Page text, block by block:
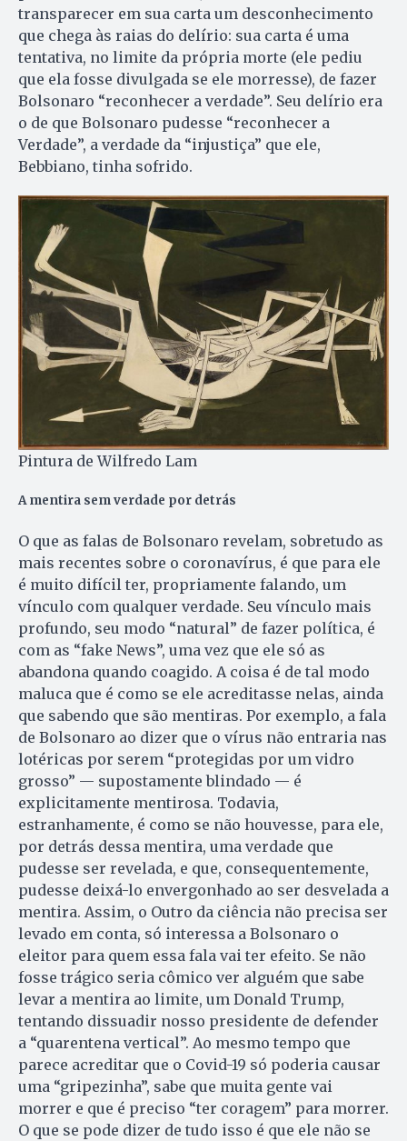
transparecer em sua carta um desconhecimento
que chega às raias do delírio: sua carta é uma
tentativa, no limite da própria morte (ele pediu
que ela fosse divulgada se ele morresse), de fazer
Bolsonaro “reconhecer a verdade”. Seu delírio era
o de que Bolsonaro pudesse “reconhecer a
Verdade”, a verdade da “injustiça” que ele,
Bebbiano, tinha sofrido.
Pintura de Wilfredo Lam
A mentira sem verdade por detrás
O que as falas de Bolsonaro revelam, sobretudo as
mais recentes sobre o coronavírus, é que para ele
é muito difícil ter, propriamente falando, um
vínculo com qualquer verdade. Seu vínculo mais
profundo, seu modo “natural” de fazer política, é
com as “fake News”, uma vez que ele só as
abandona quando coagido. A coisa é de tal modo
maluca que é como se ele acreditasse nelas, ainda
que sabendo que são mentiras. Por exemplo, a fala
de Bolsonaro ao dizer que o vírus não entraria nas
lotéricas por serem “protegidas por um vidro
grosso” — supostamente blindado — é
explicitamente mentirosa. Todavia,
estranhamente, é como se não houvesse, para ele,
por detrás dessa mentira, uma verdade que
pudesse ser revelada, e que, consequentemente,
pudesse deixá-lo envergonhado ao ser desvelada a
mentira. Assim, o Outro da ciência não precisa ser
levado em conta, só interessa a Bolsonaro o
eleitor para quem essa fala vai ter efeito. Se não
fosse trágico seria cômico ver alguém que sabe
levar a mentira ao limite, um Donald Trump,
tentando dissuadir nosso presidente de defender
a “quarentena vertical”. Ao mesmo tempo que
parece acreditar que o Covid-19 só poderia causar
uma “gripezinha”, sabe que muita gente vai
morrer e que é preciso “ter coragem” para morrer.
O que se pode dizer de tudo isso é que ele não se